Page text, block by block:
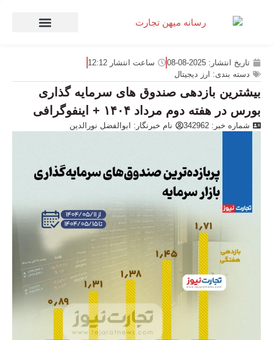
تاریخ انتشار: 2025-08-08 ساعت انتشار 12:12
دسته بندی: ارز دیجیتال
بیشترین بازدهی صندوق های سرمایه گذاری
بورس در هفته دوم مرداد ۱۴۰۴ + اینفوگرافی
شماره خبر: 342962 نام خبرنگار: ابوالفضل نورالدین